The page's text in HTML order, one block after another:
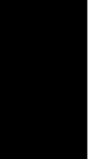
Taylor))
unidad),
director (u)),